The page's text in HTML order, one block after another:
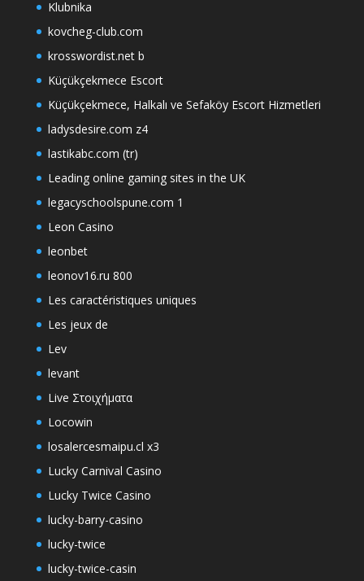
Klubnika
kovcheg-club.com
krosswordist.net b
Küçükçekmece Escort
Küçükçekmece, Halkalı ve Sefaköy Escort Hizmetleri
ladysdesire.com z4
lastikabc.com (tr)
Leading online gaming sites in the UK
legacyschoolspune.com 1
Leon Casino
leonbet
leonov16.ru 800
Les caractéristiques uniques
Les jeux de
Lev
levant
Live Στοιχήματα
Locowin
losalercesmaipu.cl x3
Lucky Carnival Casino
Lucky Twice Casino
lucky-barry-casino
lucky-twice
lucky-twice-casin